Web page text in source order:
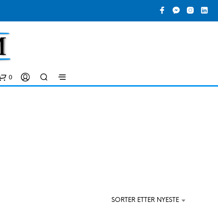
0
SORTER ETTER NYESTE